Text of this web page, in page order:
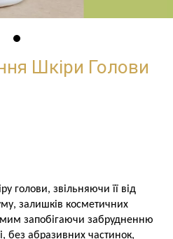
Шкіри Голови
голови, звільняючи її від
залишків косметичних
запобігаючи забрудненню
без абразивних частинок,